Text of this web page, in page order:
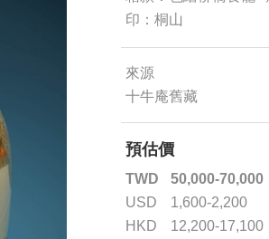
印：桐山
來源
十牛庵舊藏
預估價
TWD
50,000-70,000
USD
1,600-2,200
HKD
12,200-17,100